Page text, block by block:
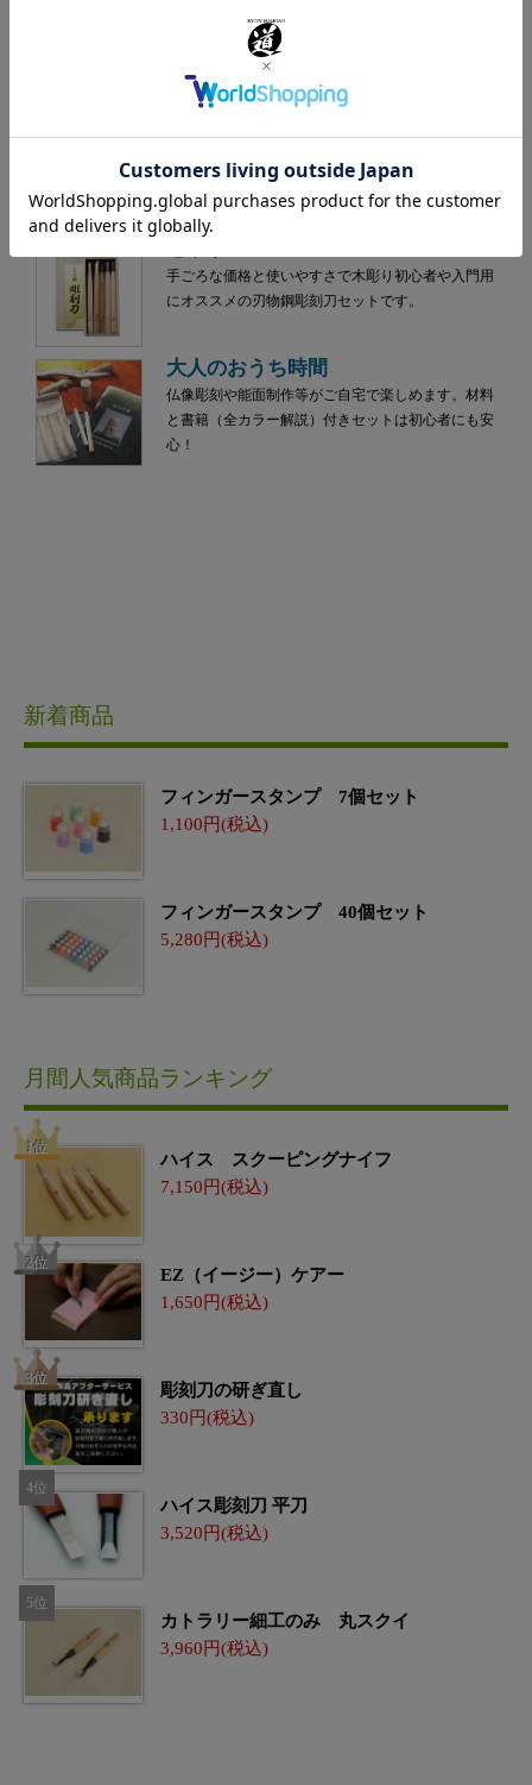
安来鋼白紙2号を使用。下がり輪がついているので玄
能、木槌で叩いて使用できます。荒彫りに最適で
す。
け彫刻刀です。新たに木彫を始める熟年の方にもオ
ススメです。
手ごろな価格と使いやすさで木彫り初心者や入門用
にオススメの刃物鋼彫刻刀セットです。
大人のおうち時間
仏像彫刻や能面制作等がご自宅で楽しめます。材料
と書籍（全カラー解説）付きセットは初心者にも安
心！
新着商品
フィンガースタンプ 7個セット
1,100
フィンガースタンプ 40個セット
5,280
月間人気商品ランキング
ハイス スクーピングナイフ
7,150
EZ（イージー）ケアー
1,650
彫刻刀の研ぎ直し
330
ハイス彫刻刀 平刀
3,520
カトラリー細工のみ 丸スクイ
3,960